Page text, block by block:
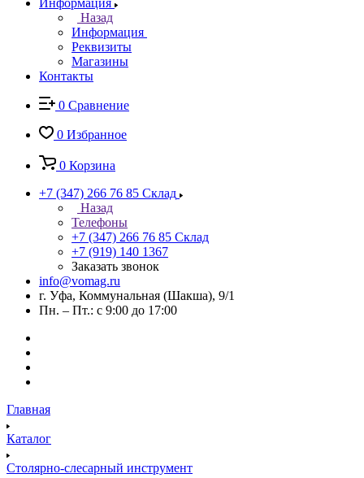
Информация
Назад
Информация
Реквизиты
Магазины
Контакты
0 Сравнение
0 Избранное
0 Корзина
+7 (347) 266 76 85 Склад
Назад
Телефоны
+7 (347) 266 76 85 Склад
+7 (919) 140 1367
Заказать звонок
info@vomag.ru
г. Уфа, Коммунальная (Шакша), 9/1
Пн. – Пт.: с 9:00 до 17:00
Главная
Каталог
Столярно-слесарный инструмент